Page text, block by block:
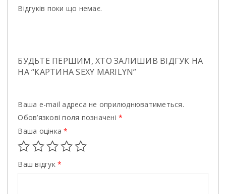
Відгуків поки що немає.
БУДЬТЕ ПЕРШИМ, ХТО ЗАЛИШИВ ВІДГУК НА
НА “КАРТИНА SEXY MARILYN”
Ваша e-mail адреса не оприлюднюватиметься.
Обов’язкові поля позначені*
Ваша оцінка*
Ваш відгук*